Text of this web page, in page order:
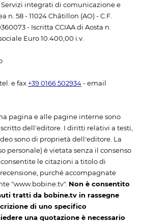
Servizi integrati di comunicazione e
58 - 11024 Châtillon (AO) - C.F.
- Iscritta CCIAA di Aosta n.
Euro 10.400,00 i.v.
e fax +39 0166 502934 - email
pagina e alle pagine interne sono
dell'editore. I diritti relativi a testi,
sono di proprietà dell'editore. La
personale) è vietata senza il consenso
le citazioni a titolo di
purché accompagnate
"www.bobine.tv". Non è consentito
tratti da bobine.tv in rassegne
di uno specifico
una quotazione è necessario